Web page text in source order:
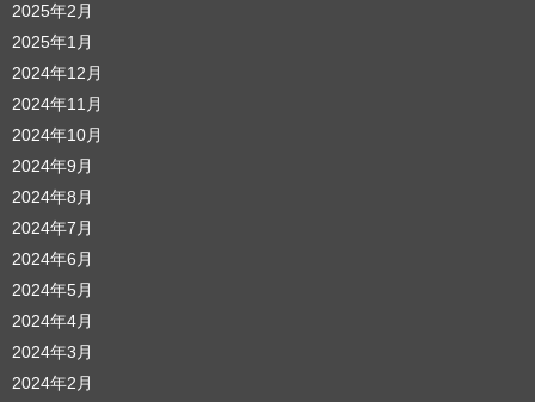
2025年2月
2025年1月
2024年12月
2024年11月
2024年10月
2024年9月
2024年8月
2024年7月
2024年6月
2024年5月
2024年4月
2024年3月
2024年2月